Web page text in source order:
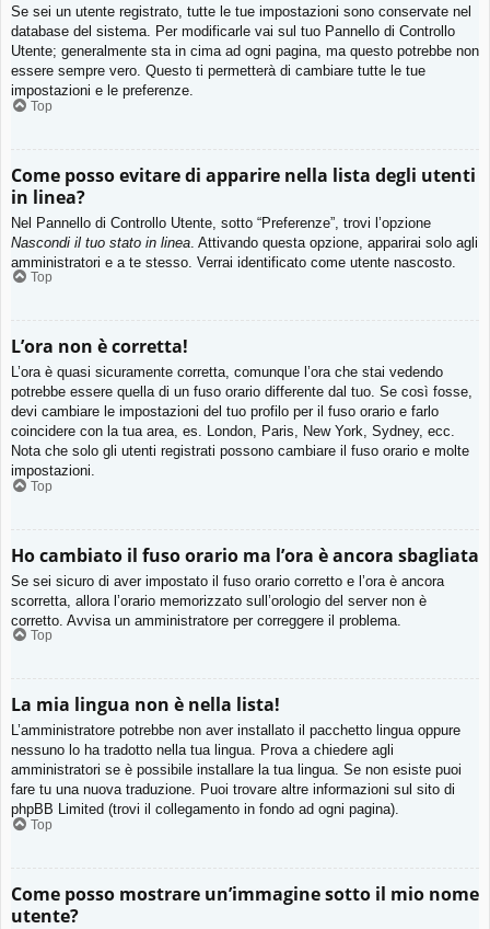
Se sei un utente registrato, tutte le tue impostazioni sono conservate nel
database del sistema. Per modificarle vai sul tuo Pannello di Controllo
Utente; generalmente sta in cima ad ogni pagina, ma questo potrebbe non
essere sempre vero. Questo ti permetterà di cambiare tutte le tue
impostazioni e le preferenze.
Top
Come posso evitare di apparire nella lista degli utenti
in linea?
Nel Pannello di Controllo Utente, sotto “Preferenze”, trovi l’opzione
Nascondi il tuo stato in linea . Attivando questa opzione, apparirai solo agli
amministratori e a te stesso. Verrai identificato come utente nascosto.
Top
L’ora non è corretta!
L’ora è quasi sicuramente corretta, comunque l’ora che stai vedendo
potrebbe essere quella di un fuso orario differente dal tuo. Se così fosse,
devi cambiare le impostazioni del tuo profilo per il fuso orario e farlo
coincidere con la tua area, es. London, Paris, New York, Sydney, ecc.
Nota che solo gli utenti registrati possono cambiare il fuso orario e molte
impostazioni.
Top
Ho cambiato il fuso orario ma l’ora è ancora sbagliata
Se sei sicuro di aver impostato il fuso orario corretto e l’ora è ancora
scorretta, allora l’orario memorizzato sull’orologio del server non è
corretto. Avvisa un amministratore per correggere il problema.
Top
La mia lingua non è nella lista!
L’amministratore potrebbe non aver installato il pacchetto lingua oppure
nessuno lo ha tradotto nella tua lingua. Prova a chiedere agli
amministratori se è possibile installare la tua lingua. Se non esiste puoi
fare tu una nuova traduzione. Puoi trovare altre informazioni sul sito di
phpBB Limited (trovi il collegamento in fondo ad ogni pagina).
Top
Come posso mostrare un’immagine sotto il mio nome
utente?